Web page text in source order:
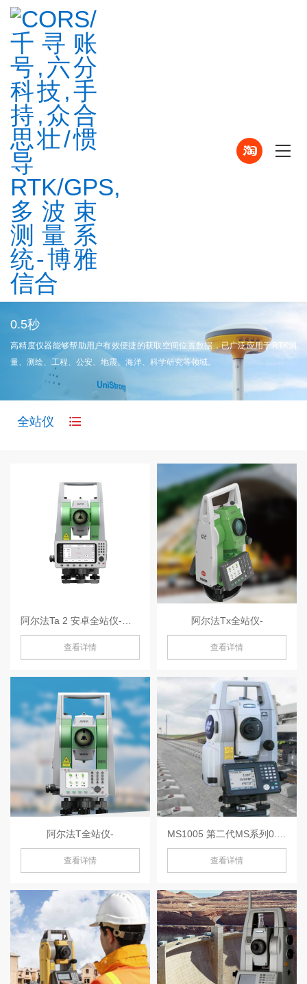
0.5秒
高精度仪器能够帮助用户有效便捷的获取空间位置数据，已广泛应用于RTK测
量、测绘、工程、公安、地震、海洋、科学研究等领域。
全站仪
查看详情
阿尔法Tx全站仪-
查看详情
阿尔法T全站仪-
查看详情 查看详情